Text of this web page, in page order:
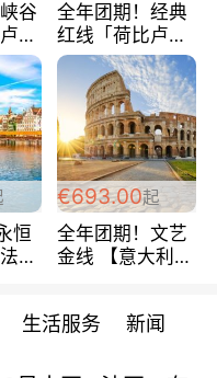
谷
德
经
全年团期！经典
红线「荷比卢德
法」七天循环 五
国 仅售99欧/人/
天！巴黎上下！
包拼房~
恒
房
€693.00起
全年团期！文艺
金线 【意大利一
每周铁发！
生活服务 新闻